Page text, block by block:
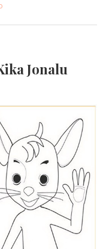
Jonalu